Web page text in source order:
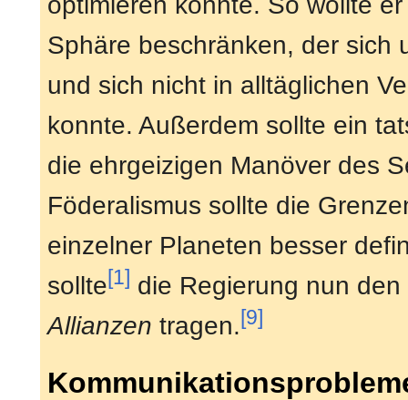
Sphäre beschränken, der sich
und sich nicht in alltäglichen
konnte. Außerdem sollte ein
die ehrgeizigen Manöver des
Föderalismus sollte die
einzelner Planeten besser
sollte[1] die Regierung nun
Allianzen tragen.[9]